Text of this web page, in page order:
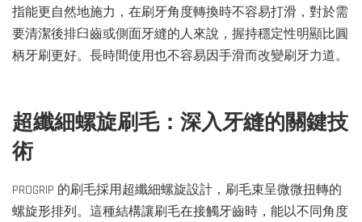
指能更自然地施力，在刷牙角度轉換時不容易打滑，對於需
要清潔後排臼齒或側面牙縫的人來說，握持穩定性明顯比圓
柄牙刷更好。長時間使用也不容易因手滑而改變刷牙力道。
超纖細螺旋刷毛：深入牙縫的關鍵技
術
PROGRIP 的刷毛採用超纖細螺旋設計，刷毛束呈微微扭轉的
螺旋形排列。這種結構讓刷毛在接觸牙齒時，能以不同角度